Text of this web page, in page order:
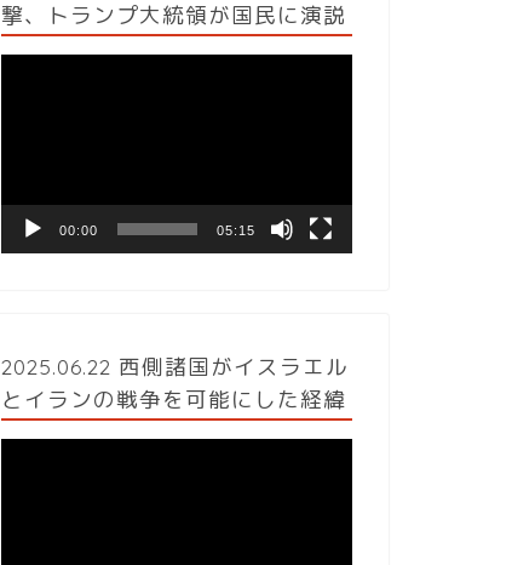
撃、トランプ大統領が国民に演説
ヤ
00:00 05:15
2025.06.22 西側諸国がイスラエル
とイランの戦争を可能にした経緯